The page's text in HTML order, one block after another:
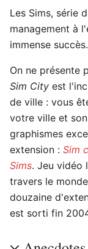
Les Sims, série
management à
immense succès.
On ne présente
Sim City est
de ville : vous
votre ville et
graphismes
extension : Sim
Sims. Jeu vidéo
travers le
douzaine
est sorti fin